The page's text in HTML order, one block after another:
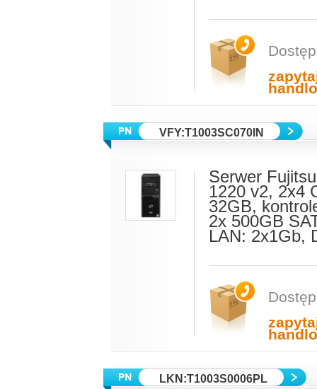
VFY:T1003SC070IN
Serwer
1220 v2, 2x4
32GB,
2x 500GB
LAN: 2x1Gb,
LKN:T1003S0006PL